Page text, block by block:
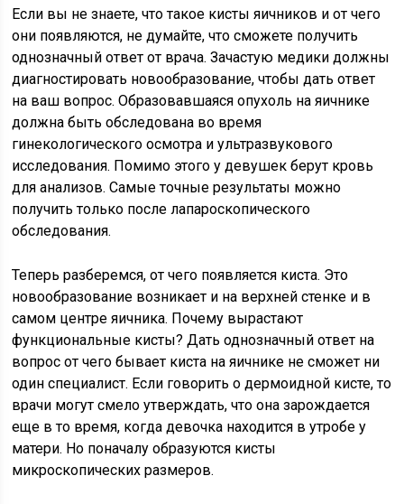
Если вы не знаете, что такое кисты яичников и от чего
они появляются, не думайте, что сможете получить
однозначный ответ от врача. Зачастую медики должны
диагностировать новообразование, чтобы дать ответ
на ваш вопрос. Образовавшаяся опухоль на яичнике
должна быть обследована во время
гинекологического осмотра и ультразвукового
исследования. Помимо этого у девушек берут кровь
для анализов. Самые точные результаты можно
получить только после лапароскопического
обследования.
Теперь разберемся, от чего появляется киста. Это
новообразование возникает и на верхней стенке и в
самом центре яичника. Почему вырастают
функциональные кисты? Дать однозначный ответ на
вопрос от чего бывает киста на яичнике не сможет ни
один специалист. Если говорить о дермоидной кисте, то
врачи могут смело утверждать, что она зарождается
еще в то время, когда девочка находится в утробе у
матери. Но поначалу образуются кисты
микроскопических размеров.